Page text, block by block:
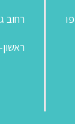
רחוב
ראשון-